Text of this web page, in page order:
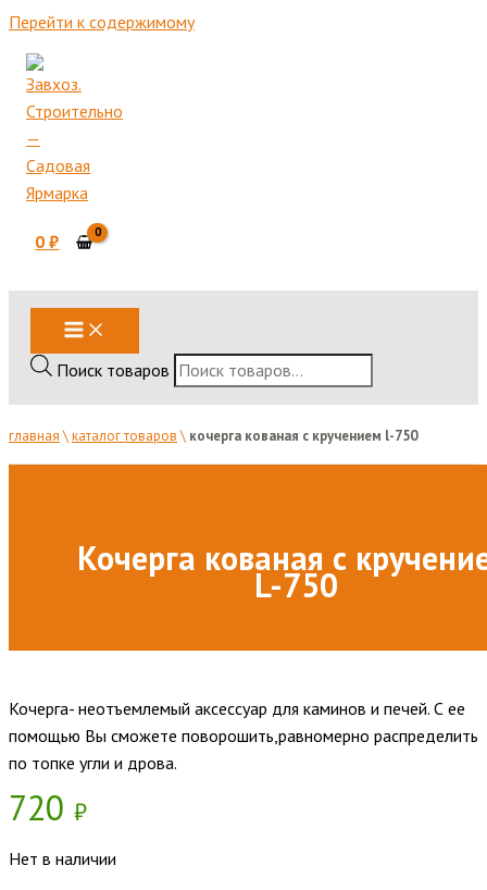
Перейти к содержимому
0₽
Поиск товаров
главная\каталог товаров\ кочерга кованая с кручением l-750
Кочерга кованая с
L-750
Кочерга- неотъемлемый аксессуар для каминов и печей. С ее
помощью Вы сможете поворошить,равномерно распределить
по топке угли и дрова.
720 ₽
Нет в наличии